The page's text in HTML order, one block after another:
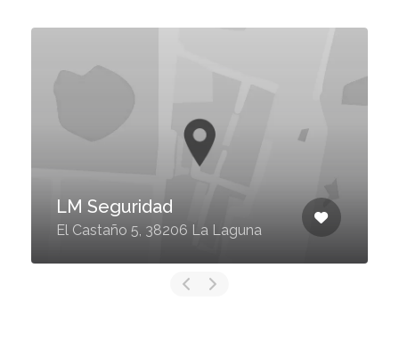
LM Seguridad
El Castaño 5, 38206 La Laguna